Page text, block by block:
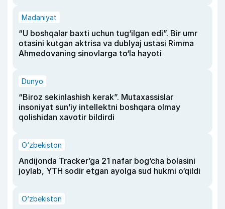
Madaniyat
“U boshqalar baxti uchun tug‘ilgan edi”. Bir umr
otasini kutgan aktrisa va dublyaj ustasi Rimma
Ahmedovaning sinovlarga to‘la hayoti
Dunyo
“Biroz sekinlashish kerak”. Mutaxassislar
insoniyat sun’iy intellektni boshqara olmay
qolishidan xavotir bildirdi
O‘zbekiston
Andijonda Tracker’ga 21 nafar bog‘cha bolasini
joylab, YTH sodir etgan ayolga sud hukmi o‘qildi
O‘zbekiston